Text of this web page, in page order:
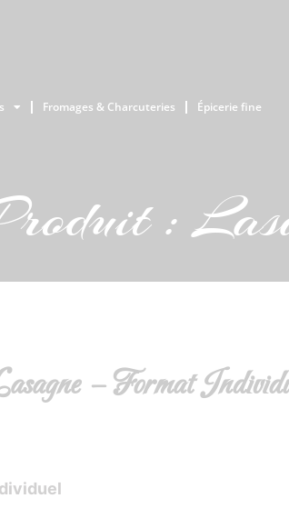
Fromages & Charcuteries Épicerie fine
:
– Format